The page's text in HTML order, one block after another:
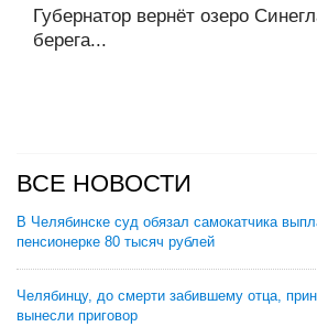
Губернатор вернёт озеро
берега...
ВСЕ НОВОСТИ
В Челябинске суд обязал самокатчика
пенсионерке 80 тысяч рублей
Челябинцу, до смерти забившему отца,
вынесли приговор